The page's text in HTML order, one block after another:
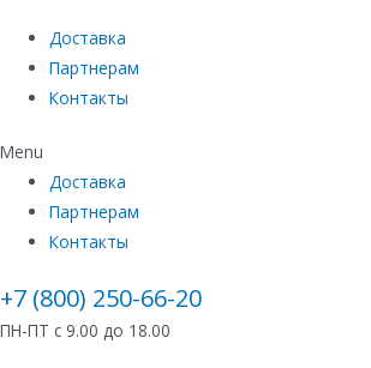
Доставка
Партнерам
Контакты
Menu
Доставка
Партнерам
Контакты
+7 (800) 250-66-20
ПН-ПТ с 9.00 до 18.00